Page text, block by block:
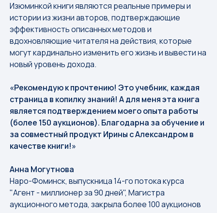
Изюминкой книги являются реальные примеры и
истории из жизни авторов, подтверждающие
эффективность описанных методов и
вдохновляющие читателя на действия, которые
могут кардинально изменить его жизнь и вывести на
новый уровень дохода.
«Рекомендую к прочтению! Это учебник, каждая
страница в копилку знаний! А для меня эта книга
является подтверждением моего опыта работы
(более 150 аукционов). Благодарна за обучение и
за совместный продукт Ирины с Александром в
качестве книги!»
Анна Могутнова
Наро-Фоминск, выпускница 14-го потока курса
"Агент - миллионер за 90 дней", Магистра
аукционного метода, закрыла более 100 аукционов